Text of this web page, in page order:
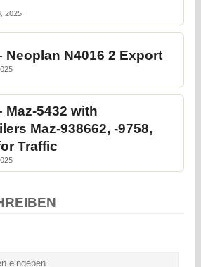
2025
Neoplan N4016 2 Export
Maz-5432 with
Maz-938662, -9758,
Traffic